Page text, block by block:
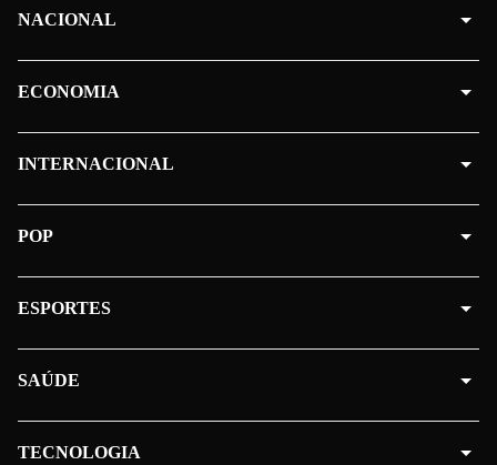
NACIONAL
ECONOMIA
INTERNACIONAL
POP
ESPORTES
SAÚDE
TECNOLOGIA